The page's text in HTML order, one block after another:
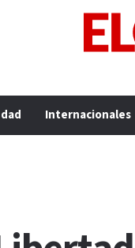
Internacionales